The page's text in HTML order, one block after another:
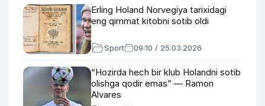
Erling Holand Norvegiya tarixidagi
eng qimmat kitobni sotib oldi
Sport 09:10 / 25.03.2026
“Hozirda hech bir klub Holandni sotib
olishga qodir emas” — Ramon
Alvares